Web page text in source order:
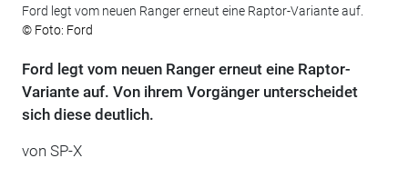
Ford legt vom neuen Ranger erneut eine Raptor-Variante auf.
© Foto: Ford
Ford legt vom neuen Ranger erneut eine Raptor-
Variante auf. Von ihrem Vorgänger unterscheidet
sich diese deutlich.
von SP-X